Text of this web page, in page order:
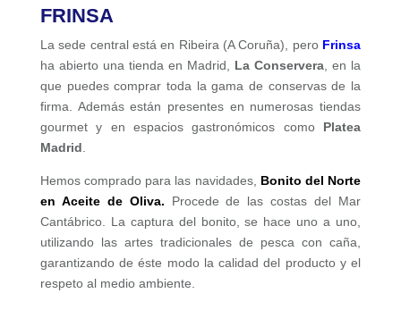
FRINSA
La sede central está en Ribeira (A Coruña), pero Frinsa
ha abierto una tienda en Madrid, La Conservera , en la
que puedes comprar toda la gama de conservas de la
firma. Además están presentes en numerosas tiendas
gourmet y en espacios gastronómicos como Platea
Madrid
Hemos comprado para las navidades, Bonito del Norte
en Aceite de Oliva.
Procede de las costas del Mar
Cantábrico. La captura del bonito, se hace uno a uno,
utilizando las artes tradicionales de pesca con caña,
garantizando de éste modo la calidad del producto y el
respeto al medio ambiente.